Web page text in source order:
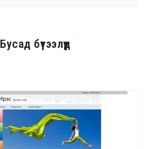
Бусад бүтээлүүд